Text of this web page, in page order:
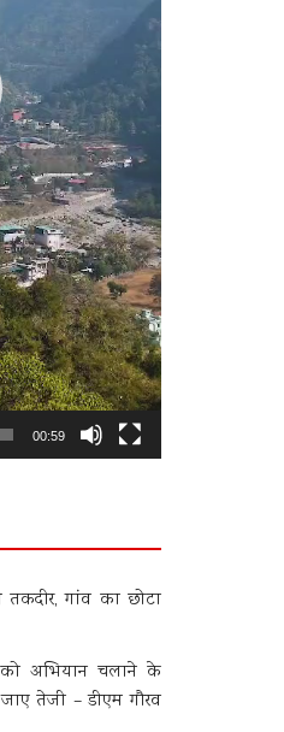
00:59
तकदीर, गांव का छोटा
को अभियान चलाने के
तेजी – डीएम गौरव